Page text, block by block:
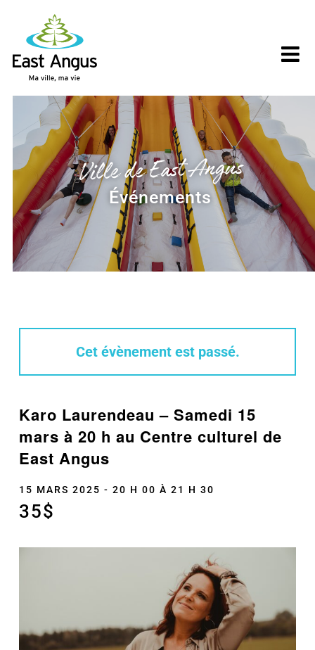
content
Ville de East Angus
Événements
Cet évènement est passé.
Karo Laurendeau – Samedi 15
mars à 20 h au Centre culturel de
East Angus
15 MARS 2025 - 20 H 00 À 21 H 30
35$